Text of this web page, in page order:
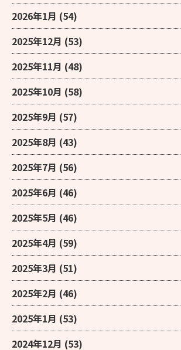
2026年1月 (54)
2025年12月 (53)
2025年11月 (48)
2025年10月 (58)
2025年9月 (57)
2025年8月 (43)
2025年7月 (56)
2025年6月 (46)
2025年5月 (46)
2025年4月 (59)
2025年3月 (51)
2025年2月 (46)
2025年1月 (53)
2024年12月 (53)